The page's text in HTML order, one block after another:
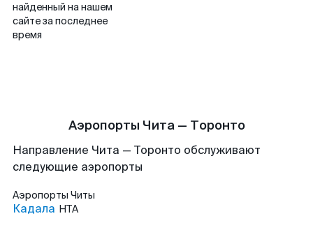
найденный на нашем
сайте за последнее
время
Аэропорты Чита — Торонто
Направление Чита — Торонто обслуживают
следующие аэропорты
Аэропорты Читы
Кадала HTA